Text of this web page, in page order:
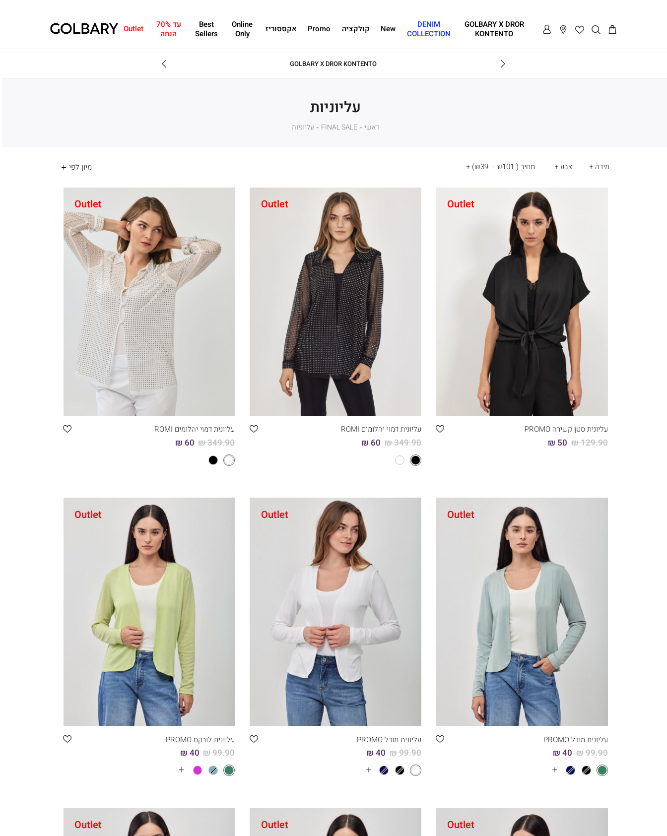
GOLBARY X DROR
KONTENTO
DENIM
COLLECTION
New קולקציה Promo אקססוריז
Online
Only
Best
Sellers
עד 70%
הנחה
Outlet
עליוניות
ראשי ראשי
FINAL SALE
FINAL
עליוניות
מידה צבע מחיר (
₪101 - ₪39
)
Outlet
36
44
עליונית סטן קשירה PROMO
50 ₪ 129.90 ₪
Outlet
40
42
44
קני עכשיו
עליונית דמוי יהלומים ROMI
60 ₪ 349.90 ₪
Outlet
42
קני עכשיו
עליונית דמוי יהלומים ROMI
60 ₪ 349.90 ₪
Outlet
2
3
4
5
6
קני עכשיו
עליונית מודל PROMO
40 ₪ 99.90 ₪
עוד
Outlet
2
3
4
5
קני עכשיו
עליונית מודל PROMO
40 ₪ 99.90 ₪
עוד
Outlet
2
3
4
קני עכשיו
עליונית לורקס PROMO
40 ₪ 99.90 ₪
עוד
Outlet
Outlet
Outlet